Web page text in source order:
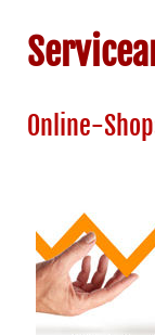
Online-